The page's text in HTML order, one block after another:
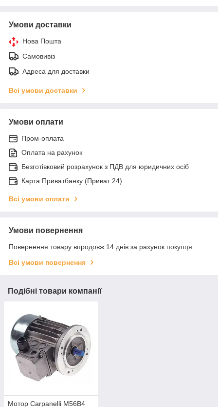
Умови доставки
Нова Пошта
Самовивіз
Адреса для доставки
Всі умови доставки
Умови оплати
Пром-оплата
Оплата на рахунок
Безготівковий розрахунок з ПДВ для юридичних осіб
Карта Приватбанку (Приват 24)
Всі умови оплати
Умови повернення
Повернення товару впродовж 14 днів за рахунок покупця
Всі умови повернення
Подібні товари компанії
Мотор Carpanelli M56B4